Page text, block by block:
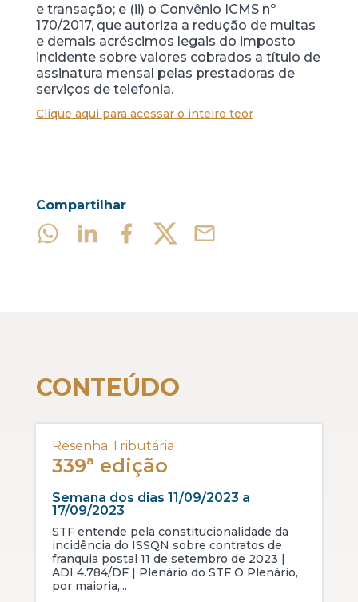
e transação; e (ii) o Convênio ICMS nº
170/2017, que autoriza a redução de multas
e demais acréscimos legais do imposto
incidente sobre valores cobrados a título de
assinatura mensal pelas prestadoras de
serviços de telefonia.
Clique aqui para acessar o inteiro teor
Compartilhar
CONTEÚDO
Resenha Tributária
339ª edição
Semana dos dias 11/09/2023 a
17/09/2023
STF entende pela constitucionalidade da
incidência do ISSQN sobre contratos de
franquia postal 11 de setembro de 2023 |
ADI 4.784/DF | Plenário do STF O Plenário,
por maioria,...